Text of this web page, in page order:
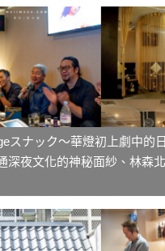
スナック～華燈初上劇中的
深夜文化的神秘面紗、林森